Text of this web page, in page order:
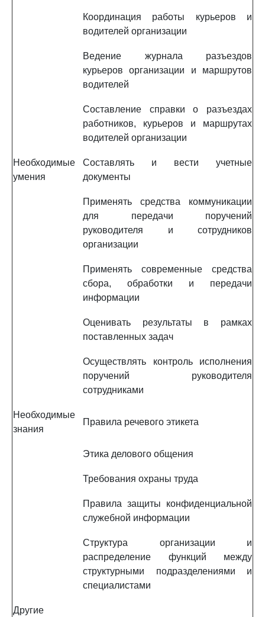
Координация работы курьеров и
водителей организации
Ведение журнала разъездов
курьеров организации и маршрутов
водителей
Составление справки о разъездах
работников, курьеров и маршрутах
водителей организации
Необходимые
умения
Составлять и вести учетные
документы
Применять средства коммуникации
для передачи поручений
руководителя и сотрудников
организации
Применять современные средства
сбора, обработки и передачи
информации
Оценивать результаты в рамках
поставленных задач
Осуществлять контроль исполнения
поручений руководителя
сотрудниками
Необходимые
знания
Правила речевого этикета
Этика делового общения
Требования охраны труда
Правила защиты конфиденциальной
служебной информации
Структура организации и
распределение функций между
структурными подразделениями и
специалистами
Другие